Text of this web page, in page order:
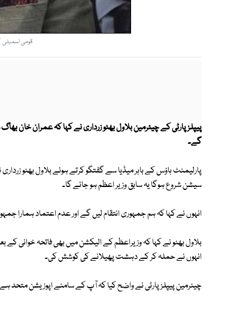
قومی اسمبلی
پیپلزپارٹی کے چیئرمین بلاول بھٹو زرداری نے کہا کہ عمران خان
گے۔
پارلیمنٹ ہاؤس کے باہر میڈیا سے گفتگو کرتے ہوئے بلاول بھٹو
سیشن شروع ہوگا یہ سابق وزیر اعظم ہو جائے گا۔
انہوں نے کہا کہ ہم جمہوری انتقام لیں گے اور عدم اعتماد ہمارا
بلاول بھٹو نے کہا کہ وزیراعظم کے الیکشن میں بھی فاتحہ خوانی
انہوں نے حملہ کر کے دہشت پھیلانے کی کوشش کی۔
چیئرمین پیپلز پارٹی نے واضح کیا کہ آپ کے سامنے اپوزیشن متحد